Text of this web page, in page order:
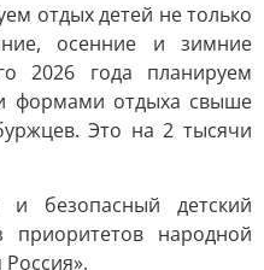
отдых детей не только
осенние и зимние
2026 года планируем
формами отдыха свыше
Это на 2 тысячи
и безопасный детский
народной